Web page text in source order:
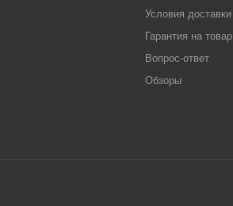
Условия доставки
Гарантия на товар
Вопрос-ответ
Обзоры